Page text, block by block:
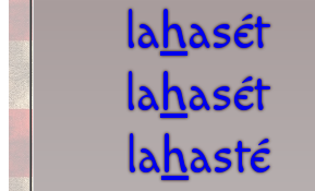
lahasét
lahasét
lahasté